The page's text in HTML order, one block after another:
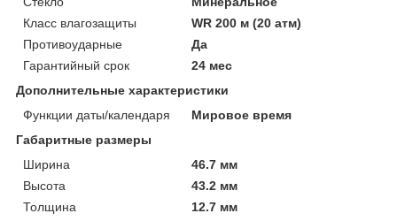
Класс влагозащиты
WR 200 м (20 атм)
Противоударные
Да
Гарантийный срок
24 мес
Дополнительные характеристики
Функции даты/календаря
Мировое время
Габаритные размеры
Ширина
46.7 мм
Высота
43.2 мм
Толщина
12.7 мм